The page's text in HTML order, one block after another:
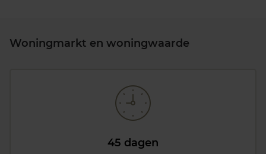
Woningmarkt en woningwaarde
45 dagen